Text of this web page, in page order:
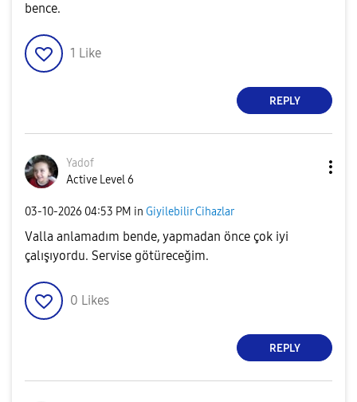
bence.
1 Like
REPLY
Yadof
Active Level 6
‎03-10-2026 04:53 PM in Giyilebilir Cihazlar
Valla anlamadım bende, yapmadan önce çok iyi
çalışıyordu. Servise götüreceğim.
0 Likes
REPLY